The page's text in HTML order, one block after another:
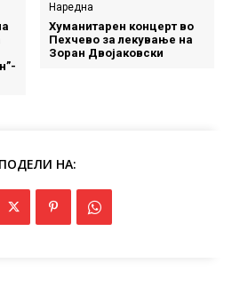
Наредна
Хуманитарен концерт во
Пехчево за лекување на
Зоран Двојаковски
НА: